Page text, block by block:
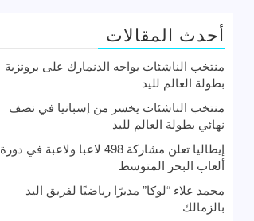
أحدث المقالات
منتخب الناشئات يواجه الدنمارك على برونزية
بطولة العالم لليد
منتخب الناشئات يخسر من إسبانيا في نصف
نهائي بطولة العالم لليد
إيطاليا تعلن مشاركة 498 لاعبا ولاعبة في دورة
ألعاب البحر المتوسط
محمد علاء “لوكا” مديرًا رياضيًا لفريق اليد
بالزمالك